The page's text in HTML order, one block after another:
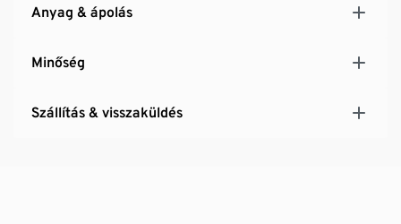
Anyag & ápolás
Minőség
Szállítás & visszaküldés